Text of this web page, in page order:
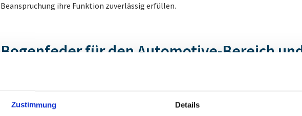
Zustimmung Details
Beanspruchung ihre Funktion zuverlässig erfüllen.
Bogenfeder für den Automotive-Bereich
Bogenfedern kommen vor allem imautomobilen Antriebsstrangzum Einsatz – als
Kernkomponente in Drehschwingungsdämpfern, Zweimassenschwungrädern und